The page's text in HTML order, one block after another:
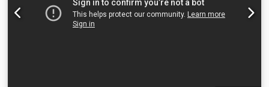
Indføringsmål (L/B/H): 3070x720x670 mm - Vægt ca. 3500 kg
FORDELE – Tysk fremstilling – Autorevers (med
justeringsmulighed) – Revers-drift Dcedpfxezrug Ts Ag Aok